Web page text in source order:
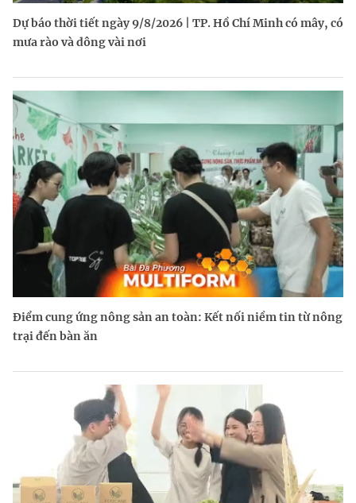
Dự báo thời tiết ngày 9/8/2026 | TP. Hồ Chí Minh có mây, có
mưa rào và dông vài nơi
Điểm cung ứng nông sản an toàn: Kết nối niềm tin từ nông
trại đến bàn ăn